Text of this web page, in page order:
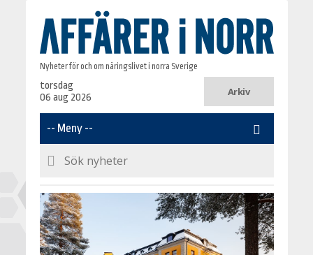
Nyheter för och om näringslivet i norra Sverige
torsdag
06 aug 2026
Arkiv